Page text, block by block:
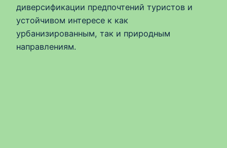
диверсификации предпочтений туристов и
устойчивом интересе к как
урбанизированным, так и природным
направлениям.